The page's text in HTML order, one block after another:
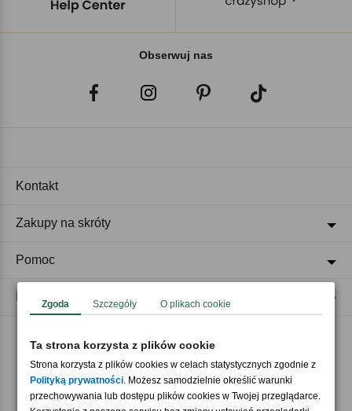
Obserwuj nas
Akceptujemy płatności
Kontakt
Zakupy na skróty
Pomoc
Regulaminy
Zgoda Szczegóły O plikach cookie
Ta strona korzysta z plików cookie
Strona korzysta z plików cookies w celach statystycznych zgodnie z
Polityką prywatności. Możesz samodzielnie określić warunki
przechowywania lub dostępu plików cookies w Twojej przeglądarce.